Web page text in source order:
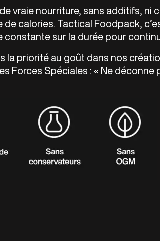
vraie nourriture, sans additifs, ni
calories. Tactical Foodpack,
constante sur la durée pour
la priorité au goût dans nos
Forces Spéciales : « Ne déconne